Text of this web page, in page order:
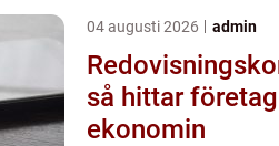
04 augusti 2026 admin
så hittar
ekonomin